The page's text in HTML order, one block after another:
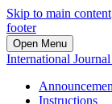
Skip to main content
footer
Open Menu
International
Instructions